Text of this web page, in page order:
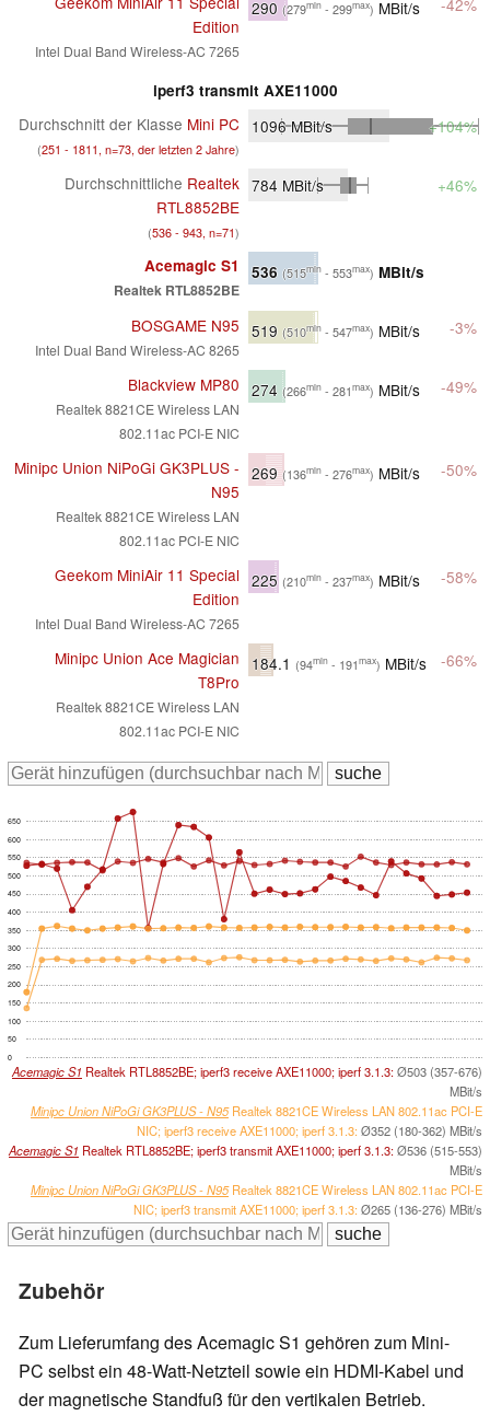
Edition
Intel Dual Band Wireless-AC 7265
290 (279min - 299max) MBit/s -42%
iperf3 transmit AXE11000
Durchschnitt der Klasse Mini PC
(251 - 1811, n=73, der letzten 2 Jahre)
1096MBit/s +104%
Durchschnittliche Realtek
RTL8852BE
(536 - 943, n=71)
784 MBit/s +46%
Acemagic S1
Realtek RTL8852BE
536 (515min - 553max) MBit/s
BOSGAME N95
Intel Dual Band Wireless-AC 8265
519 (510min - 547max) MBit/s -3%
Blackview MP80
Realtek 8821CE Wireless LAN
802.11ac PCI-E NIC
274 (266min - 281max) MBit/s -49%
Minipc Union NiPoGi GK3PLUS -
N95
Realtek 8821CE Wireless LAN
802.11ac PCI-E NIC
269 (136min - 276max) MBit/s -50%
Geekom MiniAir 11 Special
Edition
Intel Dual Band Wireless-AC 7265
225 (210min - 237max) MBit/s -58%
Minipc Union Ace Magician
T8Pro
Realtek 8821CE Wireless LAN
802.11ac PCI-E NIC
184.1 (94min - 191max) MBit/s -66%
0
50
100
150
200
250
300
350
400
450
500
550
600
650
Acemagic S1 Realtek RTL8852BE; iperf3 receive AXE11000; iperf 3.1.3:Ø503 (357-676)
MBit/s
Minipc Union NiPoGi GK3PLUS - N95Realtek 8821CE Wireless LAN 802.11ac PCI-E
NIC; iperf3 receive AXE11000; iperf 3.1.3:Ø352 (180-362) MBit/s
Acemagic S1 Realtek RTL8852BE; iperf3 transmit AXE11000; iperf 3.1.3:Ø536 (515-553)
MBit/s
Minipc Union NiPoGi GK3PLUS - N95Realtek 8821CE Wireless LAN 802.11ac PCI-E
NIC; iperf3 transmit AXE11000; iperf 3.1.3:Ø265 (136-276) MBit/s
Zubehör
Zum Lieferumfang des Acemagic S1 gehören zum Mini-
PC selbst ein 48-Watt-Netzteil sowie ein HDMI-Kabel und
der magnetische Standfuß für den vertikalen Betrieb.